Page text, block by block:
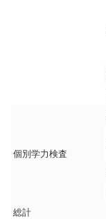
個別学力検査
総計